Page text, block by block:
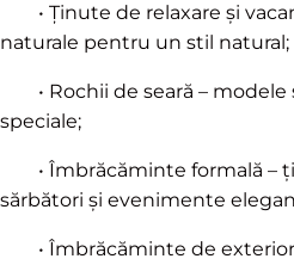
• Ținute de relaxare și
naturale pentru un stil natural;
• Rochii de seară – modele
speciale;
• Îmbrăcăminte formală –
sărbători și evenimente
• Îmbrăcăminte de exterior